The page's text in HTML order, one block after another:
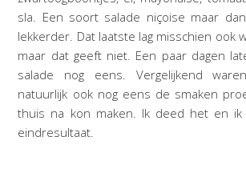
sla. Een soort salade niçoise maar
lekkerder. Dat laatste lag misschien ook
maar dat geeft niet. Een paar dagen
salade nog eens. Vergelijkend
natuurlijk ook nog eens de smaken
thuis na kon maken. Ik deed het en
eindresultaat.